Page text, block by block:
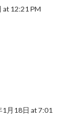
12:21 PM
月18日 at 7:01